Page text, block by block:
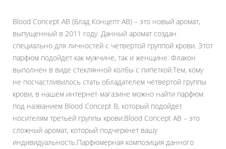
Blood Concept AB (Блад Концепт АВ) – это новый аромат,
выпущенный в 2011 году. Данный аромат создан
специально для личностей с четвертой группой крови. Этот
парфюм подойдет как мужчине, так и женщине. Флакон
выполнен в виде стеклянной колбы с пипеткой.Тем, кому
не посчастливилось стать обладателем четвертой группы
крови, в нашем интернет-магазине можно найти парфюм
под названием Blood Concept В, который подойдет
носителям третьей группы крови.Blood Concept AB – это
сложный аромат, который подчеркнет вашу
индивидуальность.Парфюмерная композиция данного